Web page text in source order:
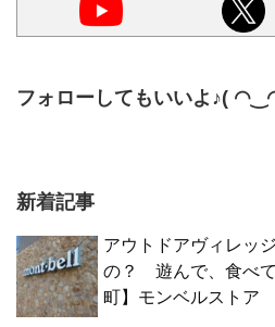
フォローしてもいいよ♪(
新着記事
アウトドアヴィレッ
の？ 遊んで、食べ
町】モンベルストア